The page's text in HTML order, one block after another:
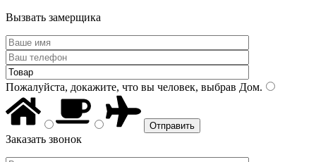
Вызвать замерщика
Пожалуйста, докажите, что вы человек, выбрав Дом.
Заказать звонок